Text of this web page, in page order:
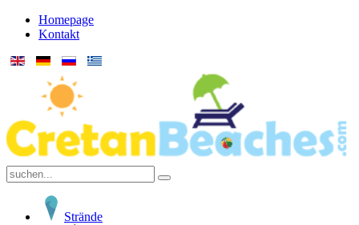
Homepage
Kontakt
Strände